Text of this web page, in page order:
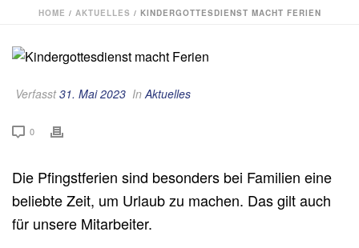
HOME / AKTUELLES / KINDERGOTTESDIENST MACHT FERIEN
Verfasst31. Mai 2023 In Aktuelles
0
Die Pfingstferien sind besonders bei Familien eine
beliebte Zeit, um Urlaub zu machen. Das gilt auch
für unsere Mitarbeiter.